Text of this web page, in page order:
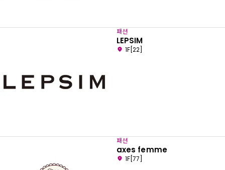
패션
LEPSIM
1F[22]
패션
axes femme
1F[77]